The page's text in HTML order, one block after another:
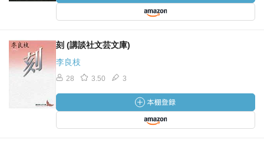
刻 (講談社文芸文庫)
李良枝
28 3.50 3